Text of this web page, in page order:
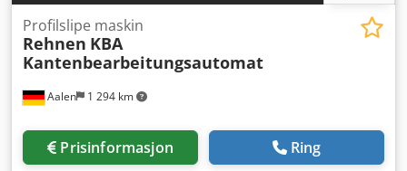
Aalen 1 294 km
Profilslipe maskin
Rehnen KBA
Kantenbearbeitungsautomat
Prisinformasjon Ring